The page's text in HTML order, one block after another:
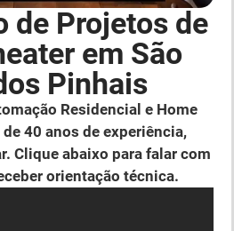
de Projetos de
em São
Pinhais
Residencial e Home
40 anos de experiência,
Clique abaixo para falar com
orientação técnica.